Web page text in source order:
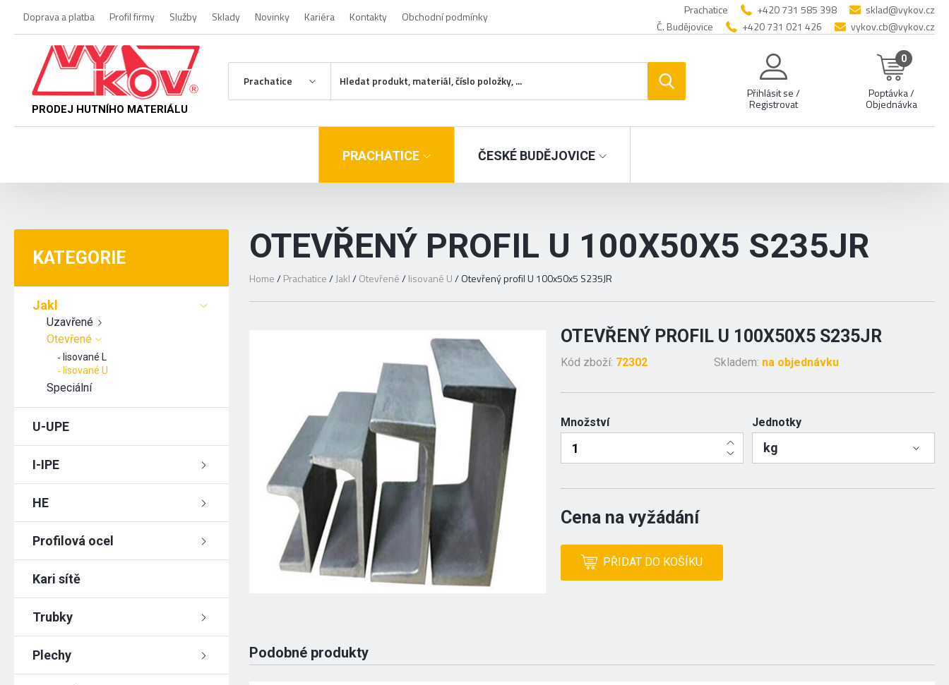
Doprava a platba Profil firmy Služby Sklady Novinky Kariéra Kontakty Obchodní podmínky Prachatice +420 731 585 398
sklad@vykov.cz
Č. Budějovice
+420 731 021 426 vykov.cb@vykov.cz
PRODEJ HUTNÍHO MATERIÁLU
Prachatice
Přihlásit se /
Registrovat
0
Poptávka /
Objednávka
PRACHATICE ČESKÉ BUDĚJOVICE
KATEGORIE
Jakl
Uzavřené
Otevřené
lisované L
lisované U
Speciální
U-UPE
I-IPE
HE
Profilová ocel
Kari sítě
Trubky
Plechy
OTEVŘENÝ PROFIL U 100X50X5 S235JR
Home/ Prachatice/ Jakl/ Otevřené/ lisované U/ Otevřený profil U 100x50x5 S235JR
OTEVŘENÝ PROFIL U 100X50X5 S235JR
Kód zboží: 72302 Skladem: na objednávku
Množství Jednotky
kg
Cena na vyžádání
PŘIDAT DO KOŠÍKU
Podobné produkty